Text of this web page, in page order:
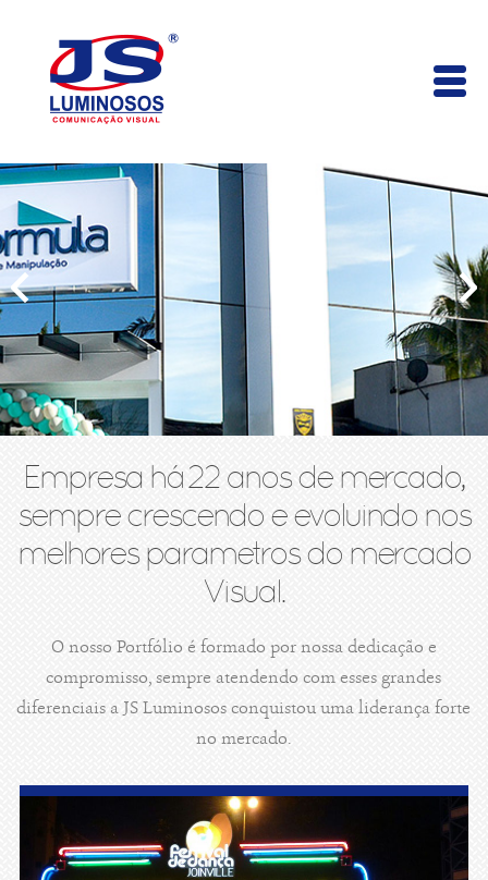
Empresa há 22 anos de mercado,
sempre crescendo e evoluindo nos
melhores parametros do mercado
Visual.
O nosso Portfólio é formado por nossa dedicação e
compromisso, sempre atendendo com esses grandes
diferenciais a JS Luminosos conquistou uma liderança forte
no mercado.